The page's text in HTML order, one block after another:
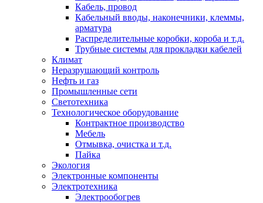
Кабель, провод
Кабельный вводы, наконечники, клеммы,
арматура
Распределительные коробки, короба и т.д.
Трубные системы для прокладки кабелей
Климат
Неразрушающий контроль
Нефть и газ
Промышленные сети
Светотехника
Технологическое оборудование
Контрактное производство
Мебель
Отмывка, очистка и т.д.
Пайка
Экология
Электронные компоненты
Электротехника
Электрообогрев